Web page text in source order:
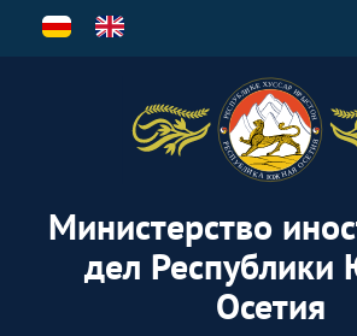
Перейти
Министерство
дел
Осетия